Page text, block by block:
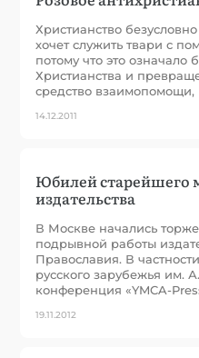
Христианство безусловно
хочет служить твари с
потому что это
Христианства и
средство взаимопомощи,
14.12.2011
Юбилей старейшего
издательства
В Москве начались
подрывной работы
Православия. В
русского зарубежья им.
конференция «YMCA-
19.11.2012